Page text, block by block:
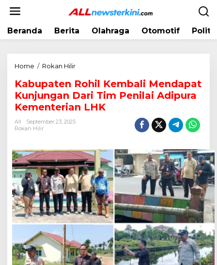
Beranda Berita Olahraga Otomotif
Home / Rokan Hilir
b
u
p
R
o
h
i
l
K
e
m
a
l
i
Kabupaten Rohil Kembali Mendapat
Kunjungan Dari Tim Penilai Adipura
Kementerian LHK
All
September 23, 2025
Rokan Hilir